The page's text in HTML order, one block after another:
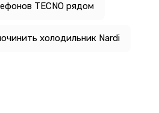
TECNO рядом
холодильник Nardi